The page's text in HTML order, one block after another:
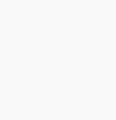
điện 50cm
năng chống oxy hóa